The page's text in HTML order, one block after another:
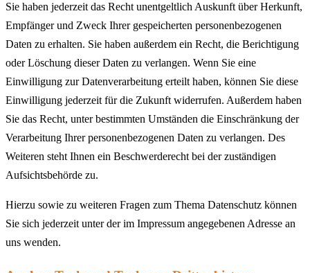
Sie haben jederzeit das Recht unentgeltlich Auskunft über Herkunft,
Empfänger und Zweck Ihrer gespeicherten personenbezogenen
Daten zu erhalten. Sie haben außerdem ein Recht, die Berichtigung
oder Löschung dieser Daten zu verlangen. Wenn Sie eine
Einwilligung zur Datenverarbeitung erteilt haben, können Sie diese
Einwilligung jederzeit für die Zukunft widerrufen. Außerdem haben
Sie das Recht, unter bestimmten Umständen die Einschränkung der
Verarbeitung Ihrer personenbezogenen Daten zu verlangen. Des
Weiteren steht Ihnen ein Beschwerderecht bei der zuständigen
Aufsichtsbehörde zu.
Hierzu sowie zu weiteren Fragen zum Thema Datenschutz können
Sie sich jederzeit unter der im Impressum angegebenen Adresse an
uns wenden.